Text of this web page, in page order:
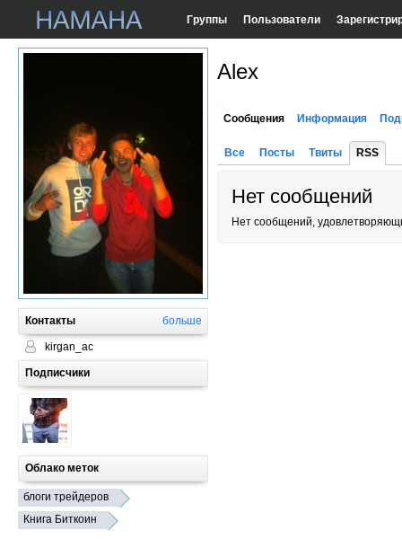
Группы Пользователи
Контакты больше
kirgan_ac
Подписчики
Облако меток
блоги трейдеров
Книга Биткоин
Alex
Сообщения Информация
Все Посты Твиты RSS
Нет сообщений
Нет сообщений,